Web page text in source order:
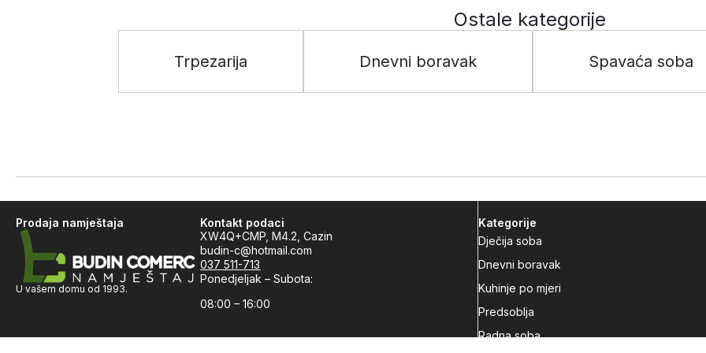
Ostale kategorije
Trpezarija Dnevni boravak Spavaća soba
Prodaja namještaja
U vašem domu od 1993.
Kontakt podaci
XW4Q+CMP, M4.2, Cazin
budin-c@hotmail.com
037 511-713
Ponedjeljak – Subota:
08:00 – 16:00
Kategorije
Dječija soba
Dnevni boravak
Kuhinje po mjeri
Predsoblja
Radna soba